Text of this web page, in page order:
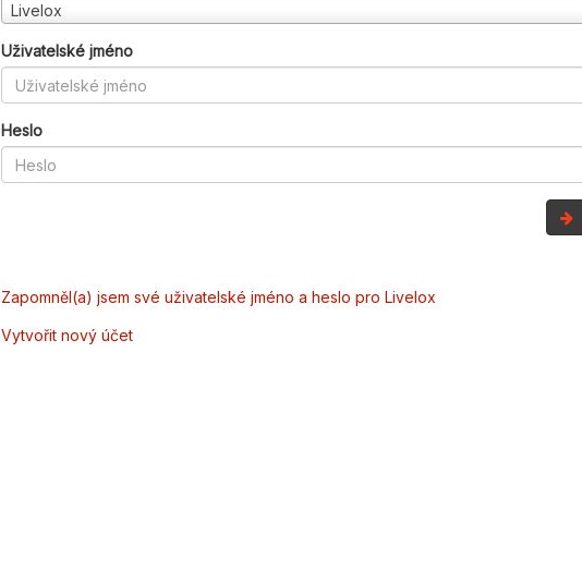
Livelox
Uživatelské jméno
Heslo
Zapomněl(a) jsem své uživatelské jméno a heslo pro Livelox
Vytvořit nový účet